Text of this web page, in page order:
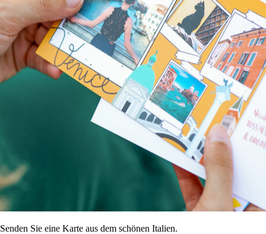
Senden Sie eine Karte aus dem schönen Italien.